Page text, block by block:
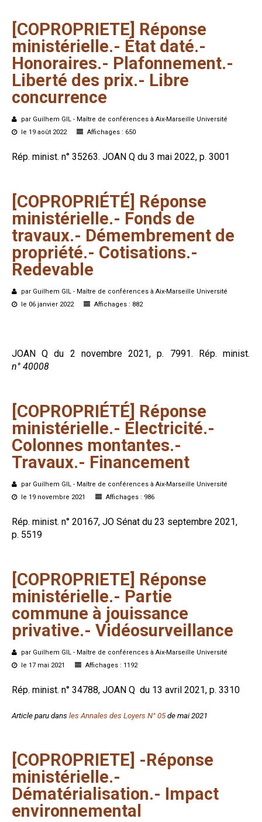
[COPROPRIETE] Réponse
ministérielle.- État daté.-
Honoraires.- Plafonnement.-
Liberté des prix.- Libre
concurrence
par Guilhem GIL - Maître de conférences à Aix-Marseille Université
le 19 août 2022
Affichages : 650
Rép. minist. n° 35263. JOAN Q du 3 mai 2022, p. 3001
[COPROPRIÉTÉ] Réponse
ministérielle.- Fonds de
travaux.- Démembrement de
propriété.- Cotisations.-
Redevable
par Guilhem GIL - Maître de conférences à Aix-Marseille Université
le 06 janvier 2022
Affichages : 882
JOAN Q du 2 novembre 2021, p. 7991. Rép. minist.
n° 40008
[COPROPRIÉTÉ] Réponse
ministérielle.- Électricité.-
Colonnes montantes.-
Travaux.- Financement
par Guilhem GIL - Maître de conférences à Aix-Marseille Université
le 19 novembre 2021
Affichages : 986
Rép. minist. n° 20167, JO Sénat du 23 septembre 2021,
p. 5519
[COPROPRIETE] Réponse
ministérielle.- Partie
commune à jouissance
privative.- Vidéosurveillance
par Guilhem GIL - Maître de conférences à Aix-Marseille Université
le 17 mai 2021
Affichages : 1192
Rép. minist. n° 34788, JOAN Q du 13 avril 2021, p. 3310
Article paru dans les Annales des Loyers N° 05de mai 2021
[COPROPRIETE] -Réponse
ministérielle.-
Dématérialisation.- Impact
environnemental